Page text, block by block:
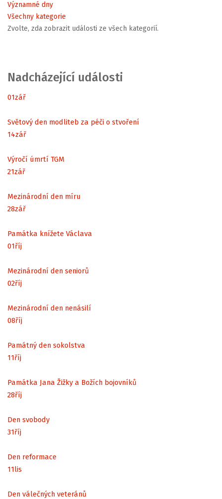
Významné dny
Všechny kategorie
Zvolte, zda zobrazit události ze všech kategorií.
Nadcházející události
01zář
Světový den modliteb za péči o stvoření
14zář
Výročí úmrtí TGM
21zář
Mezinárodní den míru
28zář
Památka knížete Václava
01říj
Mezinárodní den seniorů
02říj
Mezinárodní den nenásilí
08říj
Památný den sokolstva
11říj
Památka Jana Žižky a Božích bojovníků
28říj
Den svobody
31říj
Den reformace
11lis
Den válečných veteránů